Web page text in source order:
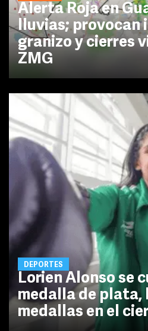
Alerta Roja en
lluvias; provocan
granizo y cierres
ZMG
DEPORTES
Lorien Alonso se
medalla de plata,
medallas en el